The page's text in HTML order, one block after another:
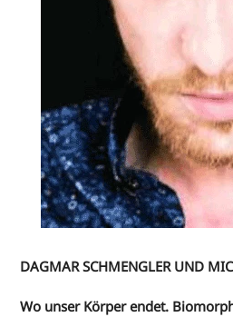
DAGMAR SCHMENGLER UND
Wo unser Körper endet.